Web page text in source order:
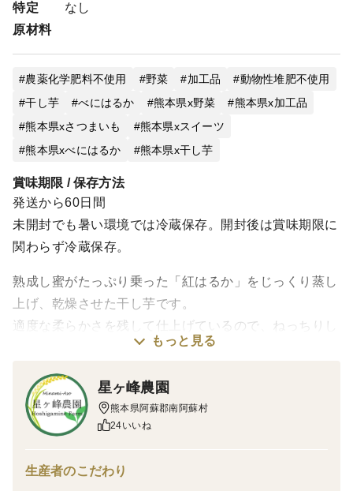
特定
原材料
なし
農薬化学肥料不使用 野菜 加工品
動物性堆肥不使用
干し芋
べにはるか 熊本県x野菜
熊本県x加工品
熊本県xさつまいも
熊本県xスイーツ
熊本県xべにはるか
熊本県x干し芋
賞味期限 / 保存方法
発送から60日間
未開封でも暑い環境では冷蔵保存。開封後は賞味期限に
関わらず冷蔵保存。
熟成し蜜がたっぷり乗った「紅はるか」をじっくり蒸し
上げ、乾燥させた干し芋です。
適度な柔らかさを残して仕上げているので、ねっちりし
た食感があり 自然な甘みが癖になる干し芋です。
ご自宅で召し上がっていただくことを想定しています。
中には干し芋に一部白くなっている部分（糖化しなかっ
た部分で傷んでいるわけではありません）や端の硬めの
もっと見る
星ヶ峰農園
熊本県阿蘇郡南阿蘇村
24いいね
生産者のこだわり